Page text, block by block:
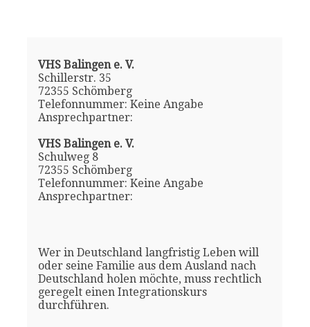
VHS Balingen e. V.
Schillerstr. 35
72355 Schömberg
Telefonnummer: Keine Angabe
Ansprechpartner:
VHS Balingen e. V.
Schulweg 8
72355 Schömberg
Telefonnummer: Keine Angabe
Ansprechpartner:
Wer in Deutschland langfristig Leben will
oder seine Familie aus dem Ausland nach
Deutschland holen möchte, muss rechtlich
geregelt einen Integrationskurs
durchführen.